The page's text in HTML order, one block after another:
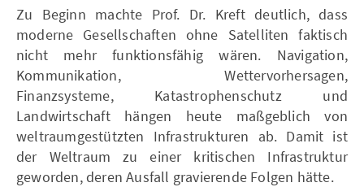
Zu Beginn machte Prof. Dr. Kreft deutlich, dass
moderne Gesellschaften ohne Satelliten faktisch
nicht mehr funktionsfähig wären. Navigation,
Kommunikation, Wettervorhersagen,
Finanzsysteme, Katastrophenschutz und
Landwirtschaft hängen heute maßgeblich von
weltraumgestützten Infrastrukturen ab. Damit ist
der Weltraum zu einer kritischen Infrastruktur
geworden, deren Ausfall gravierende Folgen hätte.